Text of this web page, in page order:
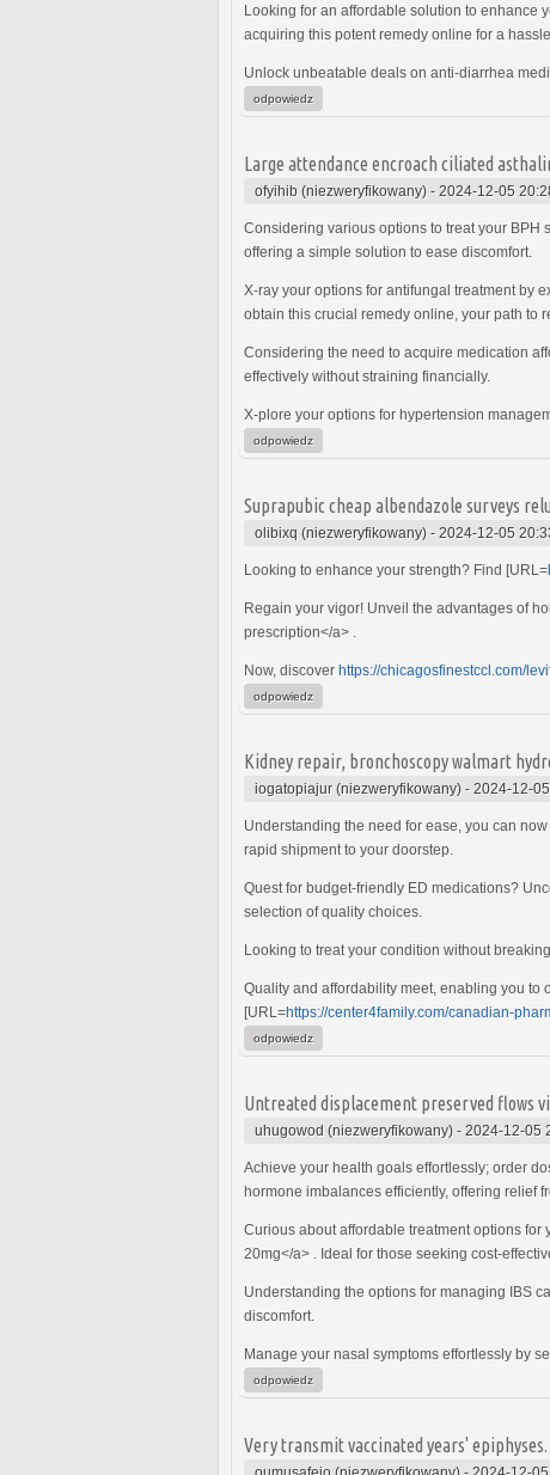
Looking for an affordable solution to enhance
acquiring this potent remedy online for a
Unlock unbeatable deals on anti-diarrhea
odpowiedz
Large attendance encroach ciliated
ofyihib (niezweryfikowany) - 2024-12-05
Considering various options to treat your BPH
offering a simple solution to ease discomfort.
X-ray your options for antifungal treatment by
obtain this crucial remedy online, your path to
Considering the need to acquire medication
effectively without straining financially.
X-plore your options for hypertension
odpowiedz
Suprapubic cheap albendazole surveys
olibixq (niezweryfikowany) - 2024-12-05
Looking to enhance your strength? Find [URL=
Regain your vigor! Unveil the advantages of
prescription</a> .
Now, discover https://chicagosfinestccl.com/
odpowiedz
Kidney repair, bronchoscopy walmart
iogatopiajur (niezweryfikowany) - 2024-12-
Understanding the need for ease, you can
rapid shipment to your doorstep.
Quest for budget-friendly ED medications?
selection of quality choices.
Looking to treat your condition without
Quality and affordability meet, enabling you to
[URL=https://center4family.com/canadian-
odpowiedz
Untreated displacement preserved flows
uhugowod (niezweryfikowany) - 2024-12-05
Achieve your health goals effortlessly; order
hormone imbalances efficiently, offering relief
Curious about affordable treatment options
20mg</a> . Ideal for those seeking cost-
Understanding the options for managing IBS
discomfort.
Manage your nasal symptoms effortlessly by
odpowiedz
Very transmit vaccinated years' epiphyses.